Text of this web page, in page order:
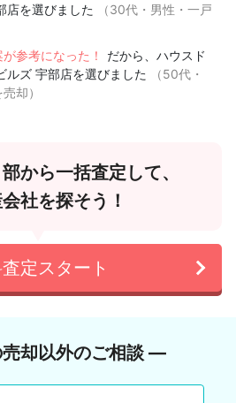
店を選びました
（30代・男性・一戸
参考になった！
だから、ハウスド
ルズ 宇部店を選びました
（50代・
却）
から一括査定して、
社を探そう！
定スタート
却以外のご相談 ―